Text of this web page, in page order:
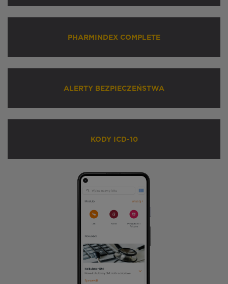
PHARMINDEX COMPLETE
ALERTY BEZPIECZEŃSTWA
KODY ICD-10